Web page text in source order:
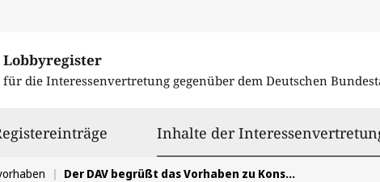
Lobbyregister
für die Interessenvertretung gegenüber dem Deutschen
Inhalte der
Der DAV begrüßt das Vorhaben zu Konsolidierung der europäischen Digitalgesetzgebung, sieht jedoch in den Kommissionsvorschlägen Nachbesserungsbedarf.